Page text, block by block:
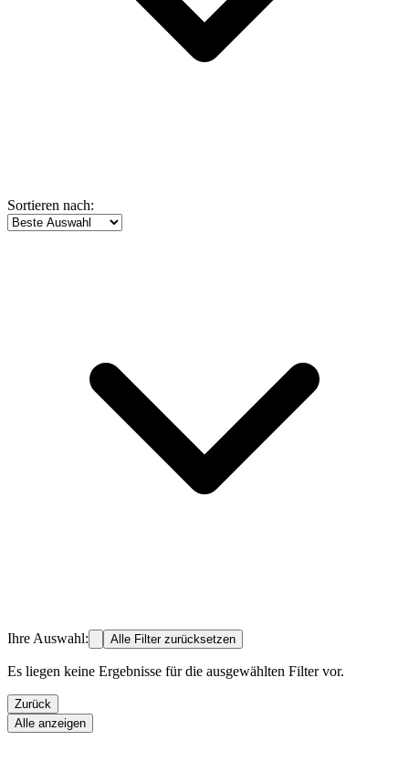
Sortieren nach:
Ihre Auswahl: Alle Filter zurücksetzen
Es liegen keine Ergebnisse für die ausgewählten Filter vor.
Zurück
Alle anzeigen